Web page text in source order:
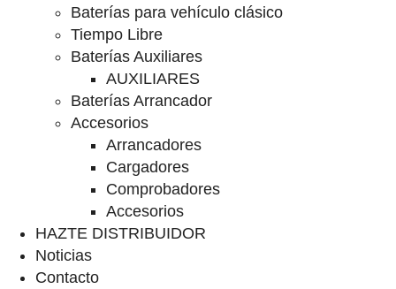
Baterías para vehículo clásico
Tiempo Libre
Baterías Auxiliares
AUXILIARES
Baterías Arrancador
Accesorios
Arrancadores
Cargadores
Comprobadores
Accesorios
HAZTE DISTRIBUIDOR
Noticias
Contacto